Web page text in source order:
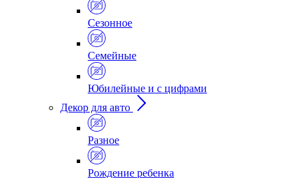
Сезонное
Семейные
Юбилейные и с цифрами
Декор для авто
Разное
Рождение ребенка